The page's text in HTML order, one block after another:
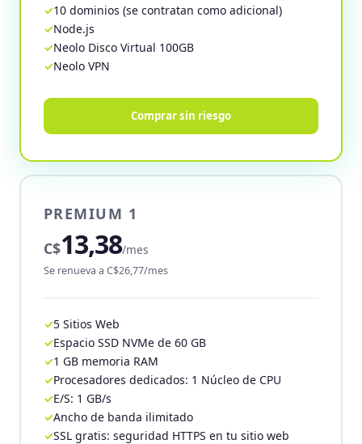
PREMIUM 1
C$13,38/mes
Se renueva a C$26,77/mes
5 Sitios Web
Espacio SSD NVMe de 60 GB
1 GB memoria RAM
Procesadores dedicados: 1 Núcleo de CPU
E/S: 1 GB/s
Ancho de banda ilimitado
SSL gratis: seguridad HTTPS en tu sitio web
10 dominios (se contratan como adicional)
Node.js
Neolo Disco Virtual 100GB
Neolo VPN
Comprar sin riesgo